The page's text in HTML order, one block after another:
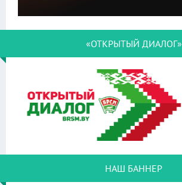
«ОТКРЫТЫЙ ДИАЛОГ»
НАШ БАННЕР